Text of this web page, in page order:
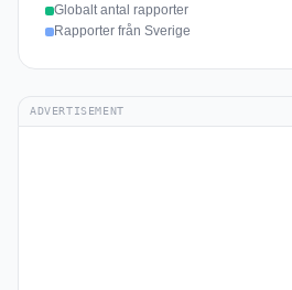
Globalt antal rapporter
Rapporter från Sverige
ADVERTISEMENT